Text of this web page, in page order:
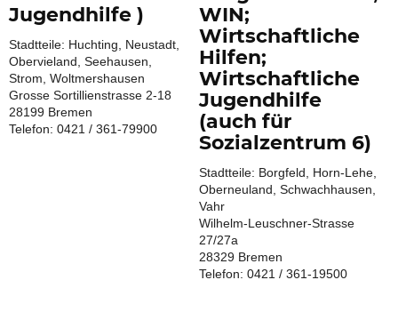
Jugendhilfe )
Stadtteile: Huchting, Neustadt,
Obervieland, Seehausen,
Strom, Woltmershausen
Grosse Sortillienstrasse 2-18
28199 Bremen
Telefon: 0421 / 361-79900
WIN;
Wirtschaftliche
Hilfen;
Wirtschaftliche
Jugendhilfe
(auch für
Sozialzentrum 6)
Stadtteile: Borgfeld, Horn-Lehe,
Oberneuland, Schwachhausen,
Vahr
Wilhelm-Leuschner-Strasse
27/27a
28329 Bremen
Telefon: 0421 / 361-19500